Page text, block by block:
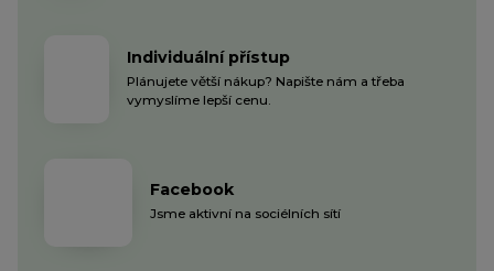
Individuální přístup
Plánujete větší nákup? Napište nám a třeba
vymyslíme lepší cenu.
Facebook
Jsme aktivní na sociélních sítí